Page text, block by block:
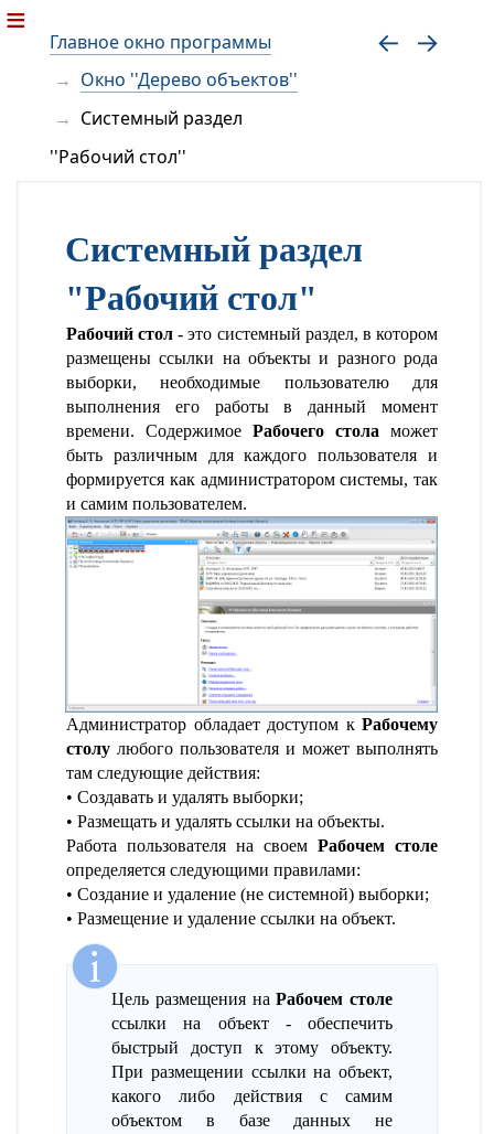
Главное окно программы
Окно ''Дерево объектов''
Системный раздел
''Рабочий стол''
Системный раздел
"Рабочий стол"
Рабочий стол - это системный раздел, в котором
размещены ссылки на объекты и разного рода
выборки, необходимые пользователю для
выполнения его работы в данный момент
времени. Содержимое Рабочего стола может
быть различным для каждого пользователя и
формируется как администратором системы, так
и самим пользователем.
Администратор обладает доступом к Рабочему
столу любого пользователя и может выполнять
там следующие действия:
Создавать и удалять выборки;
Размещать и удалять ссылки на объекты.
Работа пользователя на своем Рабочем столе
определяется следующими правилами:
Создание и удаление (не системной) выборки;
Размещение и удаление ссылки на объект.
Цель размещения наРабочем столе
ссылки на объект - обеспечить
быстрый доступ к этому объекту.
При размещении ссылки на объект,
какого либо действия с самим
объектом в базе данных не